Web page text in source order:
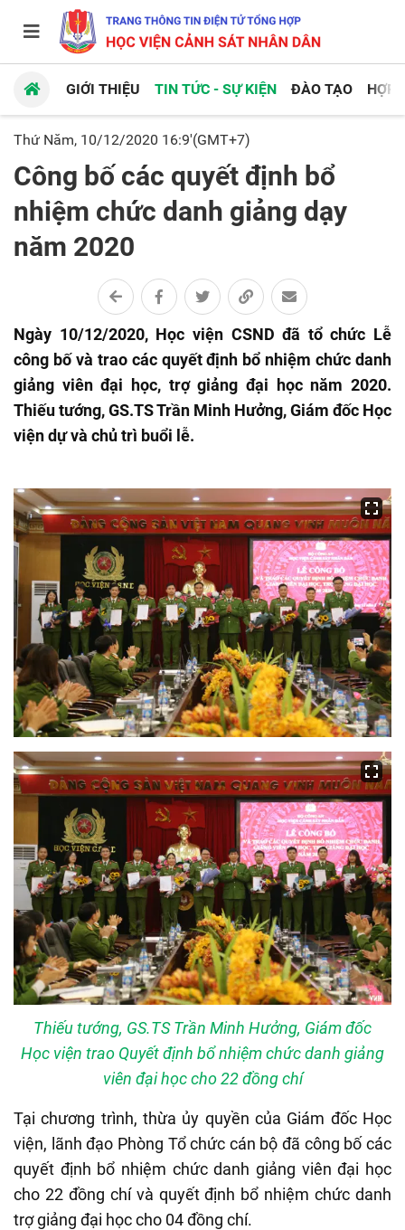
GIỚI THIỆU TIN TỨC - SỰ KIỆN ĐÀO TẠO HỢP
Thứ Năm, 10/12/2020 16:9'(GMT+7)
Công bố các quyết định bổ
nhiệm chức danh giảng dạy
năm 2020
Ngày 10/12/2020, Học viện CSND đã tổ chức Lễ
công bố và trao các quyết định bổ nhiệm chức danh
giảng viên đại học, trợ giảng đại học năm 2020.
Thiếu tướng, GS.TS Trần Minh Hưởng, Giám đốc Học
viện dự và chủ trì buổi lễ.
Thiếu tướng, GS.TS Trần Minh Hưởng, Giám đốc
Học viện trao Quyết định bổ nhiệm chức danh giảng
viên đại học cho 22 đồng chí
Tại chương trình, thừa ủy quyền của Giám đốc Học
viện, lãnh đạo Phòng Tổ chức cán bộ đã công bố các
quyết định bổ nhiệm chức danh giảng viên đại học
cho 22 đồng chí và quyết định bổ nhiệm chức danh
trợ giảng đại học cho 04 đồng chí.